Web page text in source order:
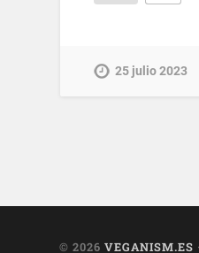
25 julio 2023
© 2026VEGANISM.ES